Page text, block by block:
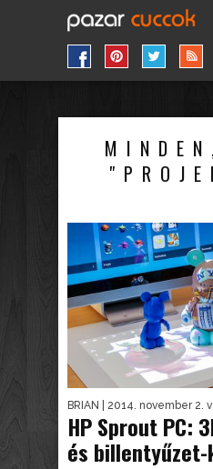
BRIAN | 2014. november 2.
HP Sprout PC:
és